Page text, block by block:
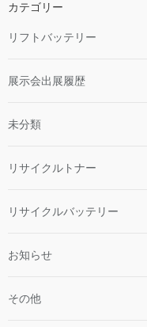
カテゴリー
リフトバッテリー
展示会出展履歴
未分類
リサイクルトナー
リサイクルバッテリー
お知らせ
その他